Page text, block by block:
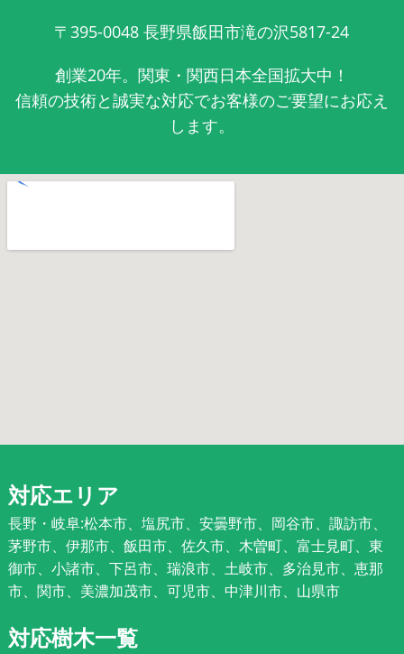
〒395-0048 長野県飯田市滝の沢5817-24
創業20年。関東・関西日本全国拡大中！
信頼の技術と誠実な対応でお客様のご要望にお応え
します。
対応エリア
長野・岐阜:松本市、塩尻市、安曇野市、岡谷市、諏訪市、
茅野市、伊那市、飯田市、佐久市、木曽町、富士見町、東
御市、小諸市、下呂市、瑞浪市、土岐市、多治見市、恵那
市、関市、美濃加茂市、可児市、中津川市、山県市
対応樹木一覧